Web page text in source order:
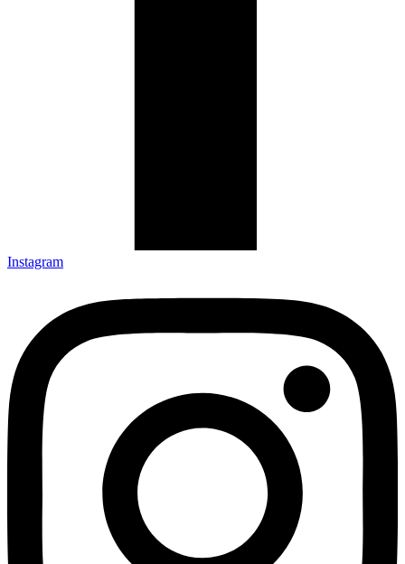
Instagram